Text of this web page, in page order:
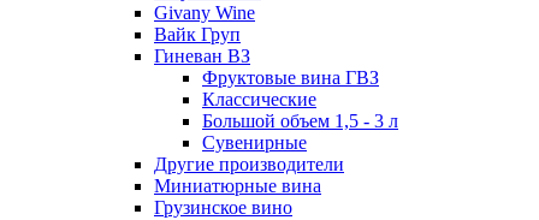
Givany Wine
Вайк Груп
Гиневан ВЗ
Фруктовые вина ГВЗ
Классические
Большой объем 1,5 - 3 л
Сувенирные
Другие производители
Миниатюрные вина
Грузинское вино